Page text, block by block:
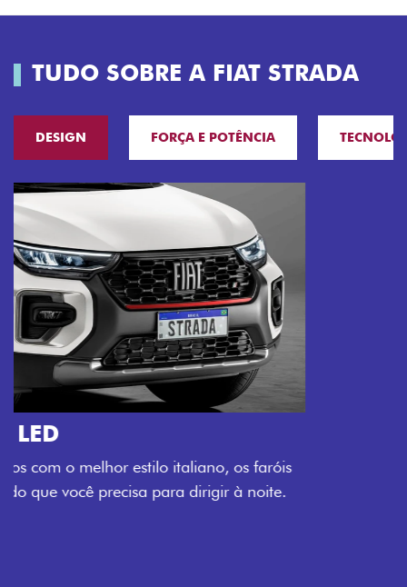
TUDO SOBRE A FIAT STRADA
DESIGN FORÇA E POTÊNCIA
O VERDADEIRO 5 LUGARES E 4
PORTAS
Todo mundo pode viajar confortável na Fiat Strada,